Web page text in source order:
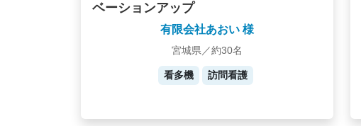
ベーションアップ
有限会社あおい 様
宮城県／約30名
看多機 訪問看護